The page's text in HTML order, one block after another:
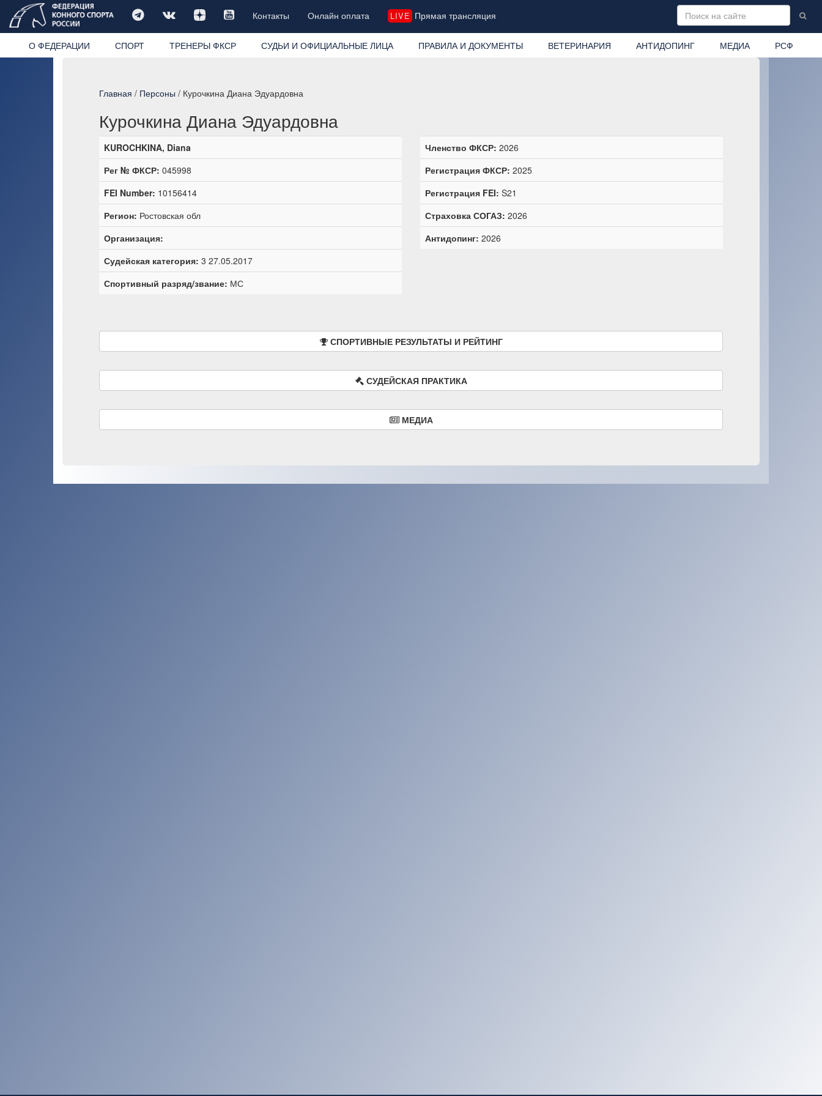
Контакты Онлайн оплата LIVE Прямая трансляция
О ФЕДЕРАЦИИ СПОРТ ТРЕНЕРЫ ФКСР СУДЬИ И ОФИЦИАЛЬНЫЕ ЛИЦА ПРАВИЛА И ДОКУМЕНТЫ ВЕТЕРИНАРИЯ АНТИДОПИНГ МЕДИА РСФ
Главная / Персоны / Курочкина Диана Эдуардовна
Курочкина Диана Эдуардовна
KUROCHKINA, Diana
Рег № ФКСР: 045998
FEI Number: 10156414
Регион: Ростовская обл
Организация:
Судейская категория: 3 27.05.2017
Спортивный разряд/звание: МС
Членство ФКСР: 2026
Регистрация ФКСР: 2025
Регистрация FEI: S21
Страховка СОГАЗ: 2026
Антидопинг: 2026
СПОРТИВНЫЕ РЕЗУЛЬТАТЫ И РЕЙТИНГ
СУДЕЙСКАЯ ПРАКТИКА
МЕДИА